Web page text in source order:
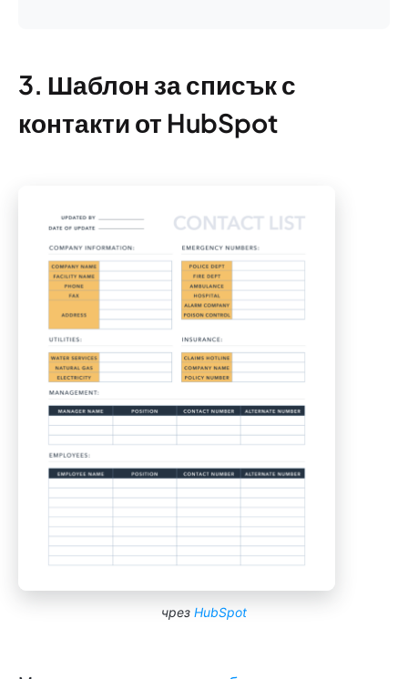
3. Шаблон за списък с
контакти от HubSpot
чрез HubSpot